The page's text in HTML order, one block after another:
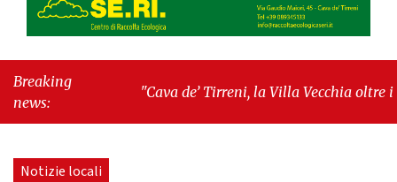
Breaking
news:
"Cava de’ Tirreni, la Villa Vecchia oltre i
seduta consiliare: “Serve chiarezza!”"
Notizie locali